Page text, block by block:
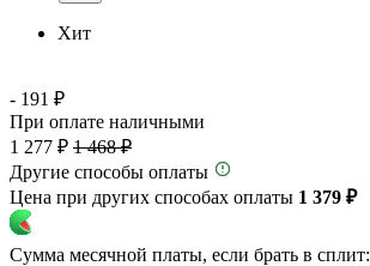
Хит
- 191 ₽
При оплате наличными
1 277 ₽ 1 468 ₽
Другие способы оплаты
Цена при других способах оплаты 1 379 ₽
Сумма месячной платы, если брать в сплит: